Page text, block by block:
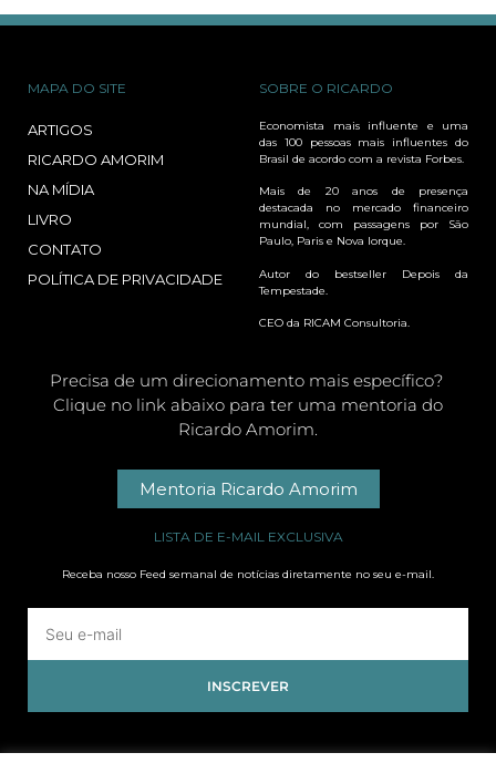
MAPA DO SITE
ARTIGOS
RICARDO AMORIM
NA MÍDIA
LIVRO
CONTATO
POLÍTICA DE PRIVACIDADE
SOBRE O RICARDO
Economista mais influente e uma
das 100 pessoas mais influentes do
Brasil de acordo com a revista Forbes.
Mais de 20 anos de presença
destacada no mercado financeiro
mundial, com passagens por São
Paulo, Paris e Nova Iorque.
Autor do bestseller Depois da
Tempestade.
CEO da RICAM Consultoria.
Precisa de um direcionamento mais específico?
Clique no link abaixo para ter uma mentoria do
Ricardo Amorim.
Mentoria Ricardo Amorim
LISTA DE E-MAIL EXCLUSIVA
Receba nosso Feed semanal de notícias diretamente no seu e-mail.
INSCREVER